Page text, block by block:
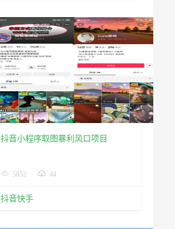
抖音小程序取图暴利风口项目
5852 44
抖音快手